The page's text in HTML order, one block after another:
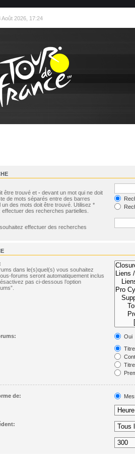
2026, 17:24
être trouvé et - devant un mot qui ne doit
de mots séparés entre des barres
un des mots doit être trouvé. Utilisez *
des recherches partielles.
effectuer des recherches
dans le(s)quel(s) vous souhaitez
forums seront automatiquement inclus
pas ci-dessous l’option
Oui
de: